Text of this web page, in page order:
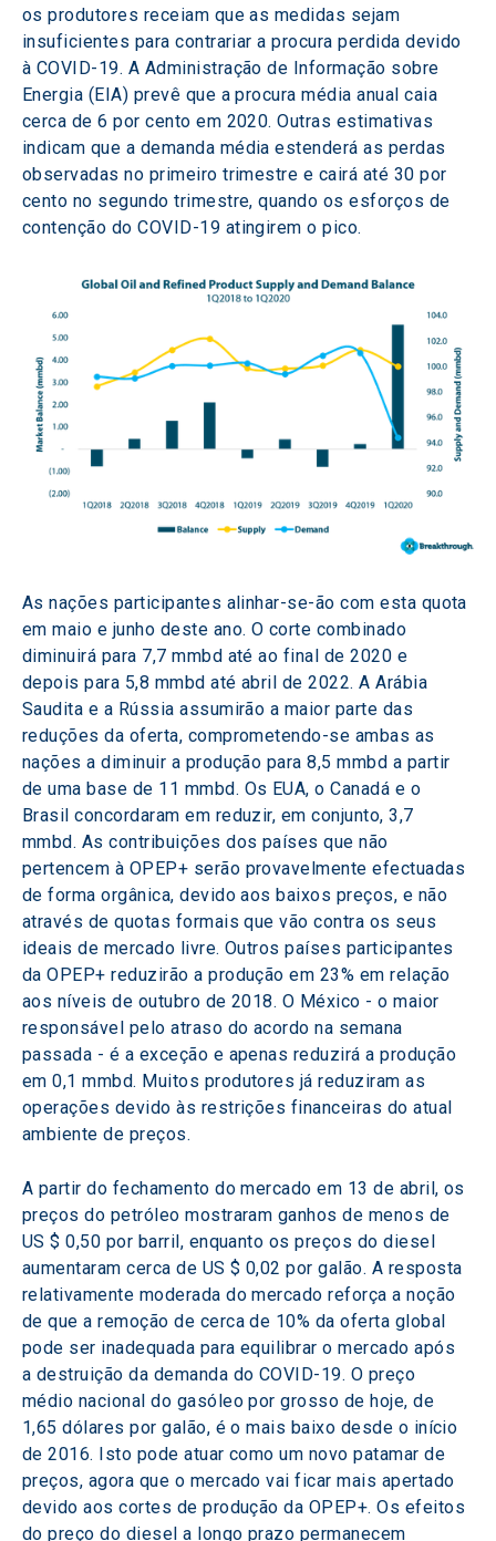
os produtores receiam que as medidas sejam
insuficientes para contrariar a procura perdida devido
à COVID-19. A Administração de Informação sobre
Energia (EIA) prevê que a procura média anual caia
cerca de 6 por cento em 2020. Outras estimativas
indicam que a demanda média estenderá as perdas
observadas no primeiro trimestre e cairá até 30 por
cento no segundo trimestre, quando os esforços de
contenção do COVID-19 atingirem o pico.
As nações participantes alinhar-se-ão com esta quota
em maio e junho deste ano. O corte combinado
diminuirá para 7,7 mmbd até ao final de 2020 e
depois para 5,8 mmbd até abril de 2022. A Arábia
Saudita e a Rússia assumirão a maior parte das
reduções da oferta, comprometendo-se ambas as
nações a diminuir a produção para 8,5 mmbd a partir
de uma base de 11 mmbd. Os EUA, o Canadá e o
Brasil concordaram em reduzir, em conjunto, 3,7
mmbd. As contribuições dos países que não
pertencem à OPEP+ serão provavelmente efectuadas
de forma orgânica, devido aos baixos preços, e não
através de quotas formais que vão contra os seus
ideais de mercado livre. Outros países participantes
da OPEP+ reduzirão a produção em 23% em relação
aos níveis de outubro de 2018. O México - o maior
responsável pelo atraso do acordo na semana
passada - é a exceção e apenas reduzirá a produção
em 0,1 mmbd. Muitos produtores já reduziram as
operações devido às restrições financeiras do atual
ambiente de preços.
A partir do fechamento do mercado em 13 de abril, os
preços do petróleo mostraram ganhos de menos de
US $ 0,50 por barril, enquanto os preços do diesel
aumentaram cerca de US $ 0,02 por galão. A resposta
relativamente moderada do mercado reforça a noção
de que a remoção de cerca de 10% da oferta global
pode ser inadequada para equilibrar o mercado após
a destruição da demanda do COVID-19. O preço
médio nacional do gasóleo por grosso de hoje, de
1,65 dólares por galão, é o mais baixo desde o início
de 2016. Isto pode atuar como um novo patamar de
preços, agora que o mercado vai ficar mais apertado
devido aos cortes de produção da OPEP+. Os efeitos
do preço do diesel a longo prazo permanecem